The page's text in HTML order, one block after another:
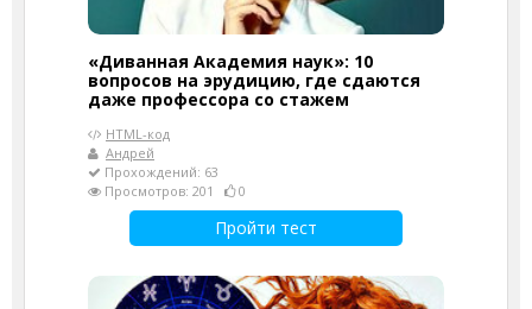
«Диванная Академия наук»: 10
вопросов на эрудицию, где сдаются
даже профессора со стажем
HTML-код
Андрей
Прохождений: 63
Просмотров: 201
0
Пройти тест